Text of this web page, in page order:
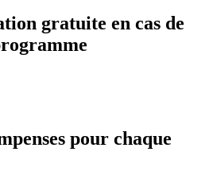
gratuite en cas de
pour chaque